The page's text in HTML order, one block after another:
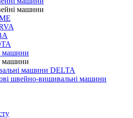
машини
машини
машини
машини DELTA
швейно-вишивальні машини